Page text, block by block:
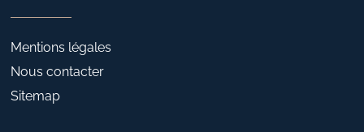
Mentions légales
Nous contacter
Sitemap